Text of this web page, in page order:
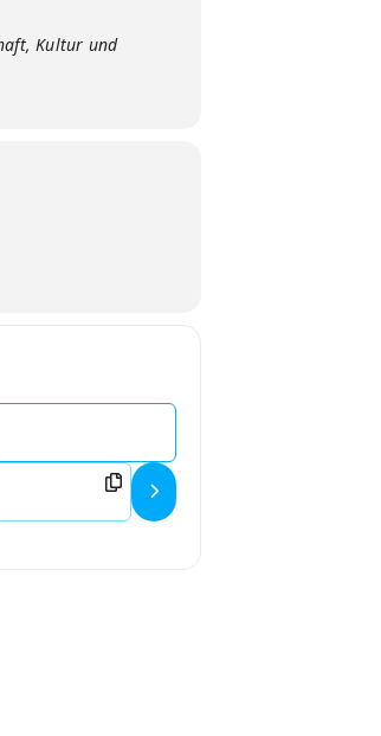
Kultur und
& Gespräch im Rahmen der LiteraTOUR
Lesung & Gespräch im Rahmen